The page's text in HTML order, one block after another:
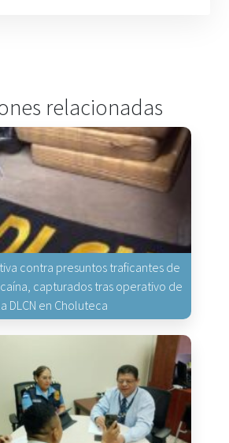
relacionadas
contra presuntos traficantes de
capturados tras operativo de
DLCN en Choluteca